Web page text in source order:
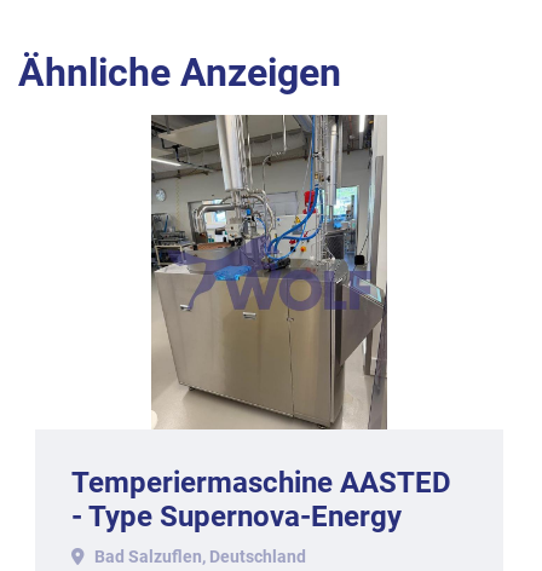
Ähnliche Anzeigen
Temperiermaschine AASTED
- Type Supernova-Energy
SNE-200-CTS, Baujahr 2011.
Bad Salzuflen, Deutschland